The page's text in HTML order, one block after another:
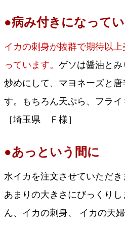
●病み付きになってい
イカの刺身が抜群で期待以
っています。 ゲソは醤油と
炒めにして、マヨネーズと
す。もちろん天ぷら、フライ
［埼玉県 Ｆ様］
●あっという間に
水イカを注文させていただ
あまりの大きさにびっくり
ん、イカの刺身、 イカの天